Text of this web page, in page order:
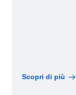
Scopri di più